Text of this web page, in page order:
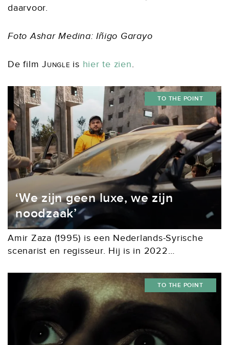
daarvoor.
Foto Ashar Medina: Iñigo Garayo
De filmJungle is hier te zien.
‘We zijn geen luxe, we zijn
noodzaak’
Amir Zaza (1995) is een Nederlands-Syrische
scenarist en regisseur. Hij is in 2022
met It Will Rain, een film over twee Syrische
broers, die onterecht...
TO THE POINT
TO THE POINT